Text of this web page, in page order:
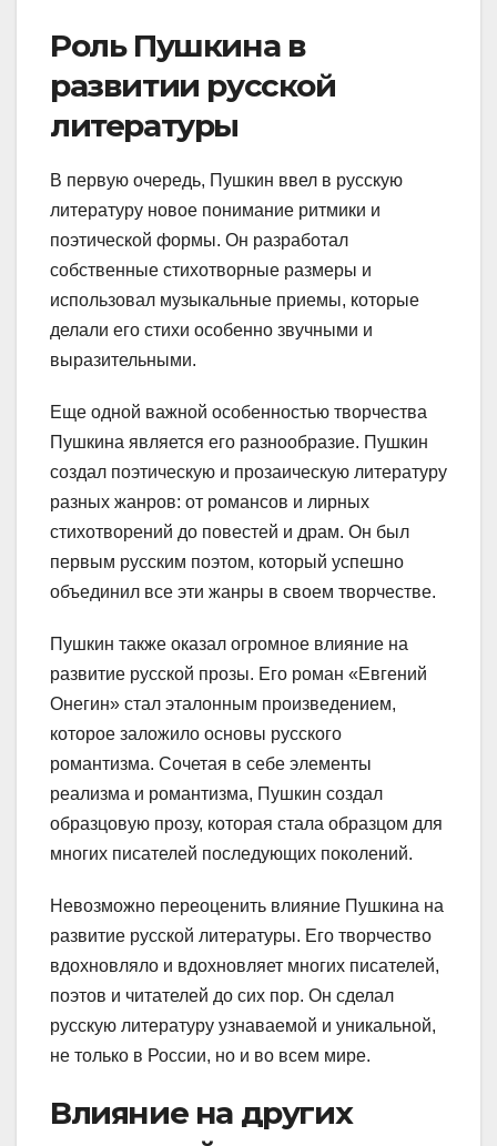
Роль Пушкина в
развитии русской
литературы
В первую очередь, Пушкин ввел в русскую
литературу новое понимание ритмики и
поэтической формы. Он разработал
собственные стихотворные размеры и
использовал музыкальные приемы, которые
делали его стихи особенно звучными и
выразительными.
Еще одной важной особенностью творчества
Пушкина является его разнообразие. Пушкин
создал поэтическую и прозаическую литературу
разных жанров: от романсов и лирных
стихотворений до повестей и драм. Он был
первым русским поэтом, который успешно
объединил все эти жанры в своем творчестве.
Пушкин также оказал огромное влияние на
развитие русской прозы. Его роман «Евгений
Онегин» стал эталонным произведением,
которое заложило основы русского
романтизма. Сочетая в себе элементы
реализма и романтизма, Пушкин создал
образцовую прозу, которая стала образцом для
многих писателей последующих поколений.
Невозможно переоценить влияние Пушкина на
развитие русской литературы. Его творчество
вдохновляло и вдохновляет многих писателей,
поэтов и читателей до сих пор. Он сделал
русскую литературу узнаваемой и уникальной,
не только в России, но и во всем мире.
Влияние на других